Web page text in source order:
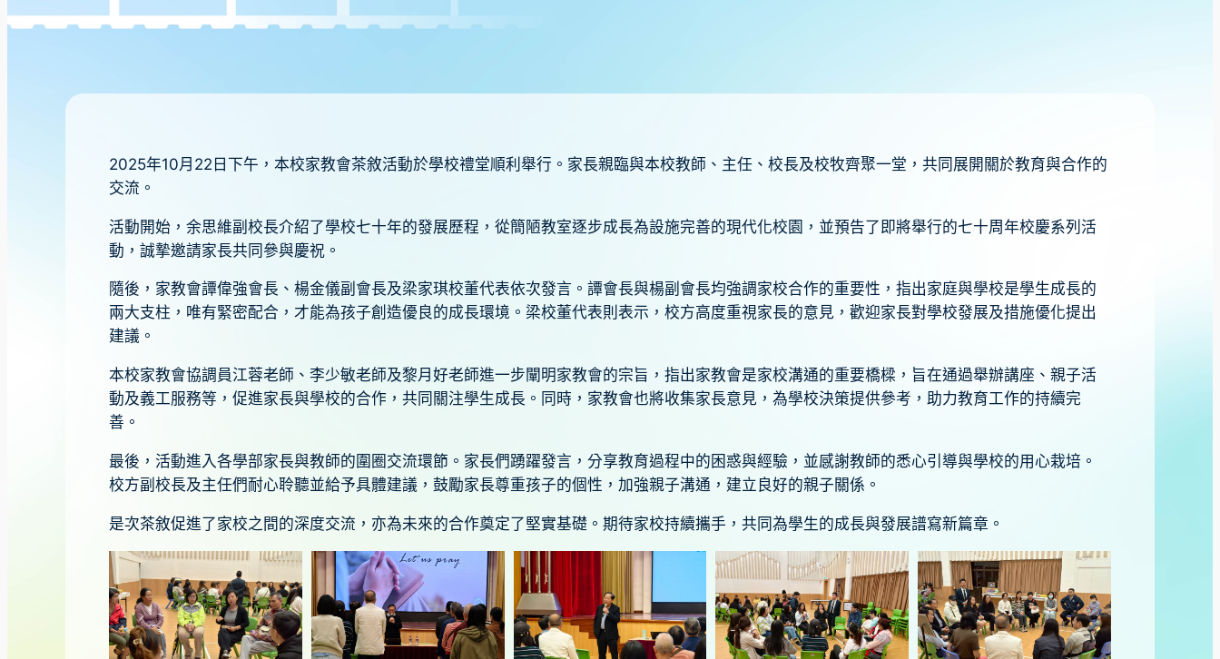
2025年10月22日下午，本校家教會茶敘活動於學校禮堂順利舉行。家長親臨與本校教師、主任、校長及校牧齊聚一堂，共同展開關於教育與合作的
交流。
活動開始，余思維副校長介紹了學校七十年的發展歷程，從簡陋教室逐步成長為設施完善的現代化校園，並預告了即將舉行的七十周年校慶系列活
動，誠摯邀請家長共同參與慶祝。
隨後，家教會譚偉強會長、楊金儀副會長及梁家琪校董代表依次發言。譚會長與楊副會長均強調家校合作的重要性，指出家庭與學校是學生成長的
兩大支柱，唯有緊密配合，才能為孩子創造優良的成長環境。梁校董代表則表示，校方高度重視家長的意見，歡迎家長對學校發展及措施優化提出
建議。
本校家教會協調員江蓉老師、李少敏老師及黎月好老師進一步闡明家教會的宗旨，指出家教會是家校溝通的重要橋樑，旨在通過舉辦講座、親子活
動及義工服務等，促進家長與學校的合作，共同關注學生成長。同時，家教會也將收集家長意見，為學校決策提供參考，助力教育工作的持續完
善。
最後，活動進入各學部家長與教師的圍圈交流環節。家長們踴躍發言，分享教育過程中的困惑與經驗，並感謝教師的悉心引導與學校的用心栽培。
校方副校長及主任們耐心聆聽並給予具體建議，鼓勵家長尊重孩子的個性，加強親子溝通，建立良好的親子關係。
是次茶敘促進了家校之間的深度交流，亦為未來的合作奠定了堅實基礎。期待家校持續攜手，共同為學生的成長與發展譜寫新篇章。